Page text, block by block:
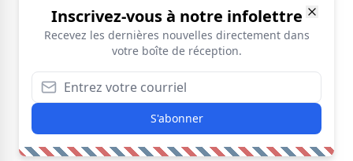
Inscrivez-vous à notre infolettre
Recevez les dernières nouvelles directement dans
votre boîte de réception.
S'abonner